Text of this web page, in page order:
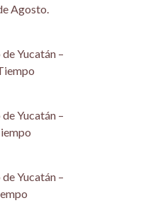
Agosto.
Yucatán –
Yucatán –
Yucatán –